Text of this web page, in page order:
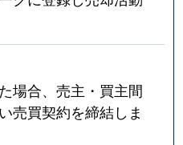
場合、売主・買主間
売買契約を締結しま